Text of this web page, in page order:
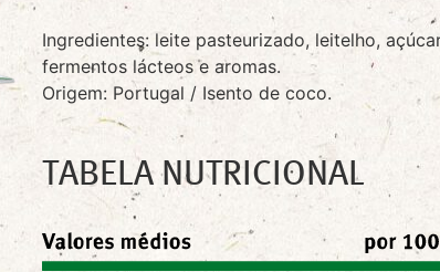
Ingredientes: leite pasteurizado, leitelho,
fermentos lácteos e aromas.
Origem: Portugal / Isento de coco.
TABELA NUTRICIONAL